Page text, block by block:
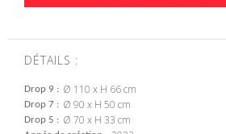
DÉTAILS :
Drop 9 Ø 110 x H 66 cm
Drop 7 Ø 90 x H 50 cm
Drop 5 Ø 70 x H 33 cm